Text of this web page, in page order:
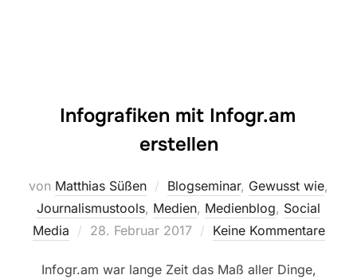
Infografiken mit Infogr.am
erstellen
von Matthias Süßen Blogseminar, Gewusst wie,
Journalismustools, Medien, Medienblog, Social
Media
Veröffentlicht
28. Februar 2017 Keine Kommentare
Infogr.am war lange Zeit das Maß aller Dinge,